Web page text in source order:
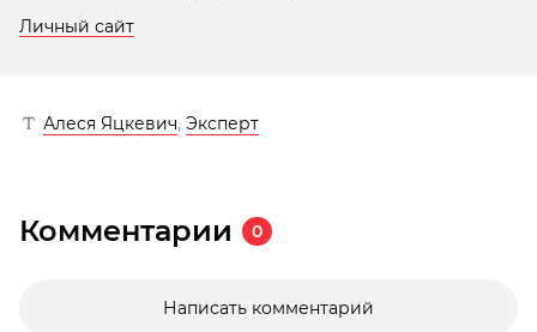
Личный сайт
Алеся Яцкевич, Эксперт
Комментарии 0
Написать комментарий